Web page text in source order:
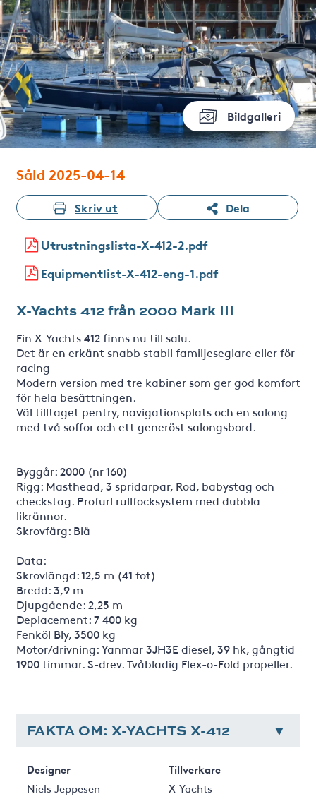
Bildgalleri
Såld 2025-04-14
Skriv ut Dela
Utrustningslista-X-412-2.pdf
Equipmentlist-X-412-eng-1.pdf
X-Yachts 412 från 2000 Mark III
Fin X-Yachts 412 finns nu till salu.
Det är en erkänt snabb stabil familjeseglare eller för
racing
Modern version med tre kabiner som ger god komfort
för hela besättningen.
Väl tilltaget pentry, navigationsplats och en salong
med två soffor och ett generöst salongsbord.
Byggår: 2000 (nr 160)
Rigg: Masthead, 3 spridarpar, Rod, babystag och
checkstag. Profurl rullfocksystem med dubbla
likrännor.
Skrovfärg: Blå
Data:
Skrovlängd: 12,5 m (41 fot)
Bredd: 3,9 m
Djupgående: 2,25 m
Deplacement: 7 400 kg
Fenköl Bly, 3500 kg
Motor/drivning: Yanmar 3JH3E diesel, 39 hk, gångtid
1900 timmar. S-drev. Tvåbladig Flex-o-Fold propeller.
FAKTA OM: X-YACHTS X-412
Designer
Niels Jeppesen
Tillverkare
X-Yachts